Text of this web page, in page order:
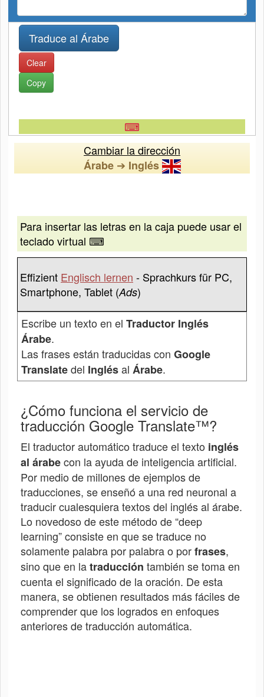
Clear
Copy
⌨
Cambiar la dirección
Árabe➔ Inglés
Para insertar las letras en la caja puede usar el
teclado virtual ⌨
Effizient Englisch lernen - Sprachkurs für PC,
Smartphone, Tablet (Ads)
Escribe un texto en el Traductor Inglés
Árabe.
Las frases están traducidas con Google
Translatedel Inglésal Árabe.
¿Cómo funciona el servicio de
traducción Google Translate™?
El traductor automático traduce el texto inglés
al árabecon la ayuda de inteligencia artificial.
Por medio de millones de ejemplos de
traducciones, se enseñó a una red neuronal a
traducir cualesquiera textos del inglés al árabe.
Lo novedoso de este método de “deep
learning” consiste en que se traduce no
solamente palabra por palabra o porfrases,
sino que en latraducción también se toma en
cuenta el significado de la oración. De esta
manera, se obtienen resultados más fáciles de
comprender que los logrados en enfoques
anteriores de traducción automática.